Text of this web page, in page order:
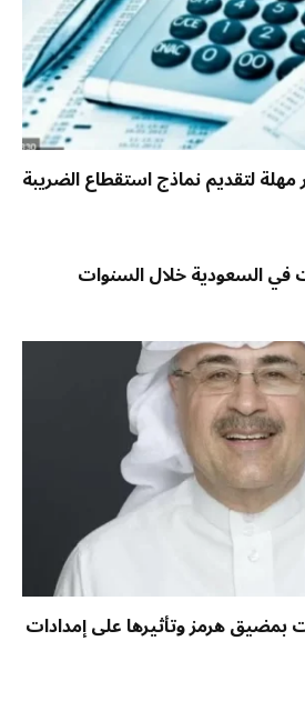
مهلة لتقديم نماذج استقطاع الضريبة
السعودية خلال السنوات
بمضيق هرمز وتأثيرها على إمدادات